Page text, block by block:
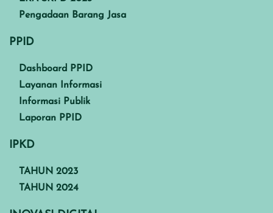
Pengadaan Barang Jasa
PPID
Dashboard PPID
Layanan Informasi
Informasi Publik
Laporan PPID
IPKD
TAHUN 2023
TAHUN 2024